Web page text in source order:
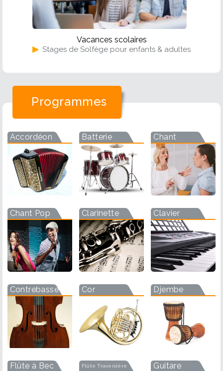
Vacances scolaires
▶ Stages de Solfège pour enfants & adultes
Programmes
Accordéon Batterie Chant
Chant Pop Clarinette Clavier
Contrebasse Cor Djembe
Flûte à Bec Flûte Traversière Guitare